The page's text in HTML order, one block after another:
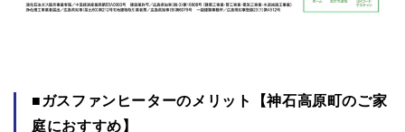
■ガスファンヒーターのメリット【神石高原町のご家
庭におすすめ】